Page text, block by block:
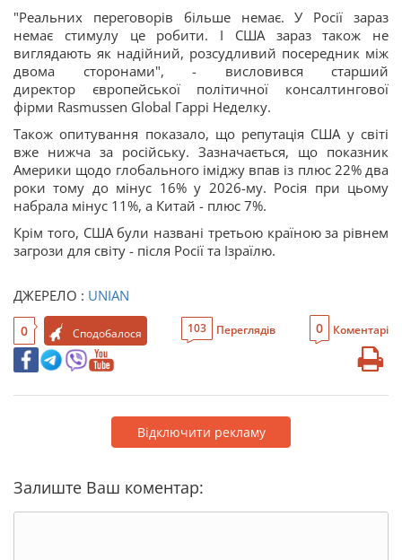
"Реальних переговорів більше немає. У Росії зараз
немає стимулу це робити. І США зараз також не
виглядають як надійний, розсудливий посередник між
двома сторонами", - висловився старший
директор європейської політичної консалтингової
фірми Rasmussen Global Гаррі Неделку.
Також опитування показало, що репутація США у світі
вже нижча за російську. Зазначається, що показник
Америки щодо глобального іміджу впав із плюс 22% два
роки тому до мінус 16% у 2026-му. Росія при цьому
набрала мінус 11%, а Китай - плюс 7%.
Крім того, США були названі третьою країною за рівнем
загрози для світу - після Росії та Ізраїлю.
ДЖЕРЕЛО : UNIAN
0 Сподобалося 103 Переглядів 0 Коментарі
Відключити рекламу
Залиште Ваш коментар: